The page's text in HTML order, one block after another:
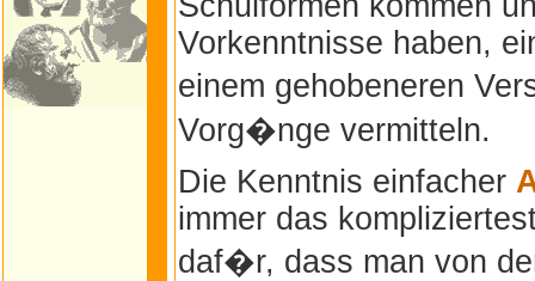
Vorkenntnisse haben,
einem gehobeneren
Vorg�nge vermitteln.
Die Kenntnis einfacher
immer das
daf�r, dass man von